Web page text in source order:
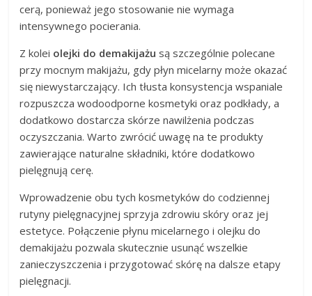
cerą, ponieważ jego stosowanie nie wymaga
intensywnego pocierania.
Z kolei olejki do demakijażu są szczególnie polecane
przy mocnym makijażu, gdy płyn micelarny może okazać
się niewystarczający. Ich tłusta konsystencja wspaniale
rozpuszcza wodoodporne kosmetyki oraz podkłady, a
dodatkowo dostarcza skórze nawilżenia podczas
oczyszczania. Warto zwrócić uwagę na te produkty
zawierające naturalne składniki, które dodatkowo
pielęgnują cerę.
Wprowadzenie obu tych kosmetyków do codziennej
rutyny pielęgnacyjnej sprzyja zdrowiu skóry oraz jej
estetyce. Połączenie płynu micelarnego i olejku do
demakijażu pozwala skutecznie usunąć wszelkie
zanieczyszczenia i przygotować skórę na dalsze etapy
pielęgnacji.